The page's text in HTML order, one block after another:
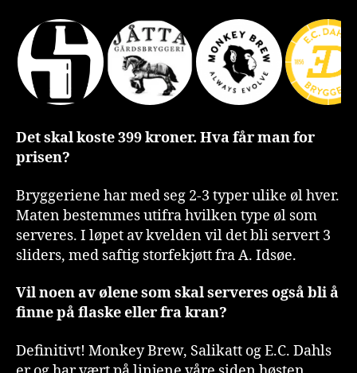
Det skal koste 399 kroner. Hva får man for
prisen?
Bryggeriene har med seg 2-3 typer ulike øl hver.
Maten bestemmes utifra hvilken type øl som
serveres. I løpet av kvelden vil det bli servert 3
sliders, med saftig storfekjøtt fra A. Idsøe.
Vil noen av ølene som skal serveres også bli å
finne på flaske eller fra kran?
Definitivt! Monkey Brew, Salikatt og E.C. Dahls